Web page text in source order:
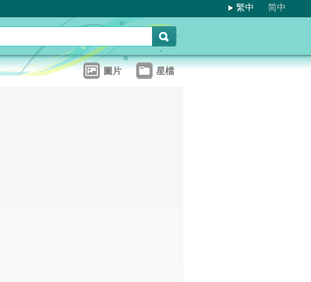
繁中 简中
圖片 星檔